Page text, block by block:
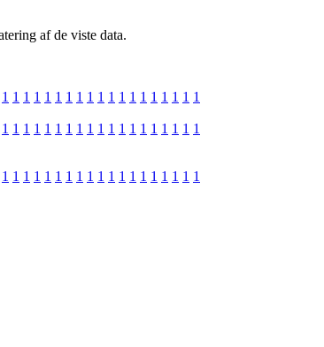
af de viste data.
1 1 1 1 1 1 1 1 1 1 1 1 1 1 1 1 1 1 1
1 1 1 1 1 1 1 1 1 1 1 1 1 1 1 1 1 1 1
1 1 1 1 1 1 1 1 1 1 1 1 1 1 1 1 1 1 1